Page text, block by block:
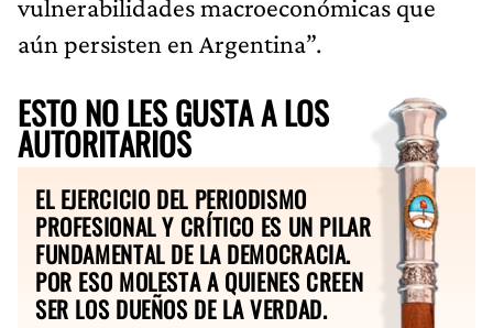
vulnerabilidades macroeconómicas que
aún persisten en Argentina”.
ESTO NO LES GUSTA A LOS
AUTORITARIOS
EL EJERCICIO DEL PERIODISMO
PROFESIONAL Y CRÍTICO ES UN PILAR
FUNDAMENTAL DE LA DEMOCRACIA.
POR ESO MOLESTA A QUIENES CREEN
SER LOS DUEÑOS DE LA VERDAD.